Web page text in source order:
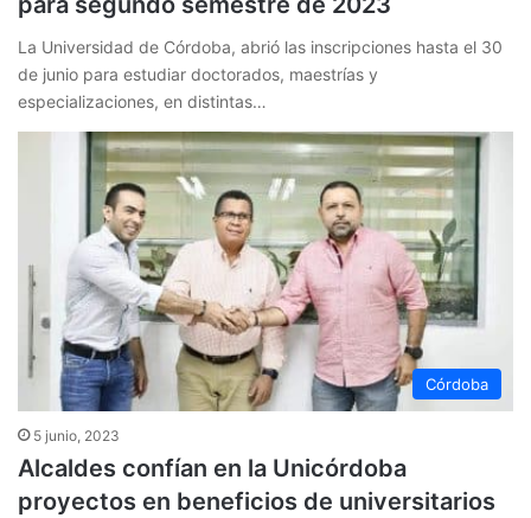
La Universidad de Córdoba, abrió las inscripciones hasta el 30
de junio para estudiar doctorados, maestrías y
especializaciones, en distintas…
Córdoba
5 junio, 2023
Alcaldes confían en la Unicórdoba
proyectos en beneficios de universitarios